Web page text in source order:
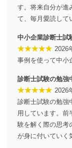
アクセス者
機器に
ベース
者を識
個人デ
システ
個人デ
ソフト
により
情報システ
す。将来自分が進
て、毎月愛読して
中小企業診断士試
★★★★★ 2026
事例を使って中小
診断士試験の勉強
★★★★★ 2026
診断士試験の勉強
用しています。前
験を解く際の思考
が身に付いていく